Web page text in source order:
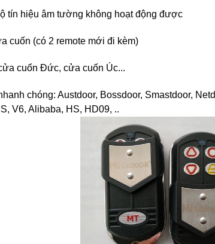
tín hiệu âm tường không hoạt động được
cuốn (có 2 remote mới đi kèm)
cuốn Đức, cửa cuốn Úc...
chóng: Austdoor, Bossdoor, Smastdoor,
V6, Alibaba, HS, HD09, ..